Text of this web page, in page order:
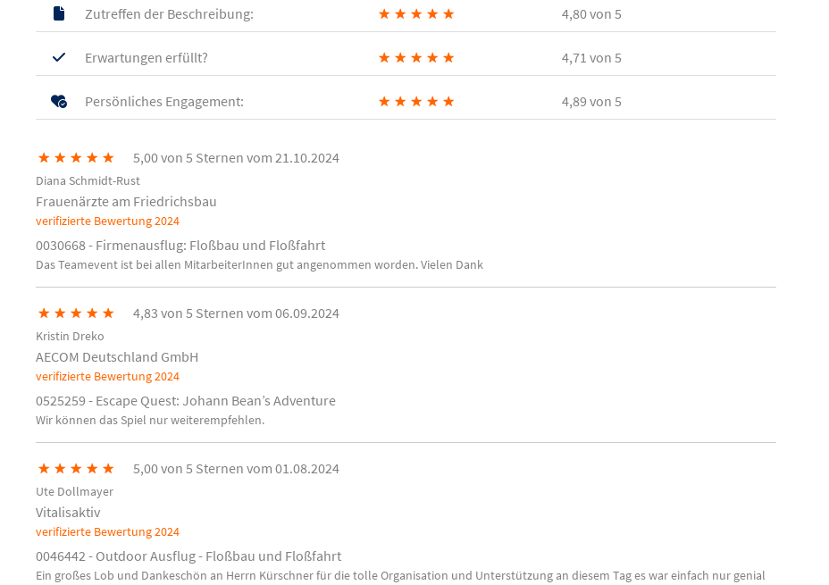
Zutreffen der Beschreibung: ★ ★ ★ ★ ★ 4,80von 5
Erwartungen erfüllt? ★ ★ ★ ★ ★ 4,71 von 5
Persönliches Engagement: ★ ★ ★ ★ ★ 4,89 von 5
★ ★ ★ ★ ★ 5,00 von 5 Sternen vom 21.10.2024
Diana Schmidt-Rust
Frauenärzte am Friedrichsbau
verifizierte Bewertung2024
0030668 - Firmenausflug: Floßbau und Floßfahrt
Das Teamevent ist bei allen MitarbeiterInnen gut angenommen worden. Vielen Dank
★ ★ ★ ★ ★ 4,83 von 5 Sternen vom 06.09.2024
Kristin Dreko
AECOM Deutschland GmbH
verifizierte Bewertung2024
0525259 - Escape Quest: Johann Bean’s Adventure
Wir können das Spiel nur weiterempfehlen.
★ ★ ★ ★ ★ 5,00 von 5 Sternen vom 01.08.2024
Ute Dollmayer
Vitalisaktiv
verifizierte Bewertung2024
0046442 - Outdoor Ausflug - Floßbau und Floßfahrt
Ein großes Lob und Dankeschön an Herrn Kürschner für die tolle Organisation und Unterstützung an diesem Tag es war einfach nur genial